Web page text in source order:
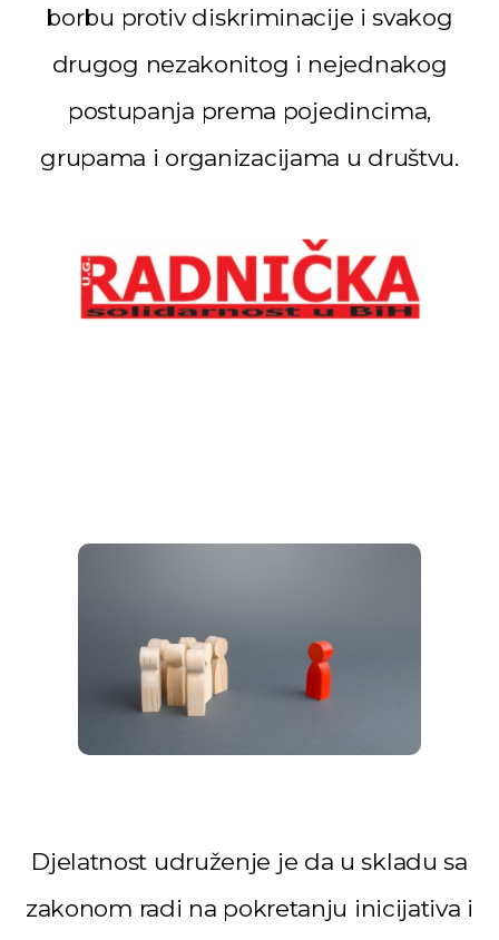
talas ekstremne desnice
Industrijski slom kao
sistemska kriza: Nova
Ljubija, Željezara Zenica i
granice održivosti bh.
ekonomije
borbu protiv diskriminacije i svakog
drugog nezakonitog i nejednakog
postupanja prema pojedincima,
grupama i organizacijama u društvu.
Djelatnost udruženje je da u skladu sa
zakonom radi na pokretanju inicijativa i